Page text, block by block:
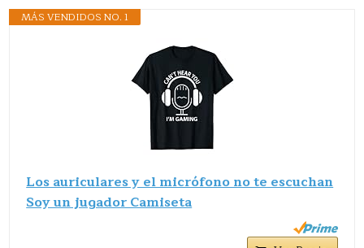
MÁS VENDIDOS NO. 1
Los auriculares y el micrófono no te escuchan
Soy un jugador Camiseta